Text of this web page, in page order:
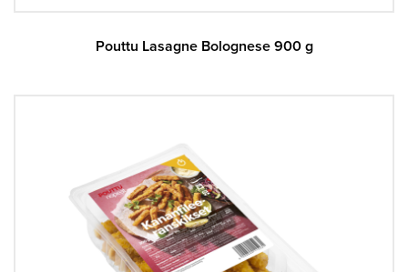
Pouttu Lasagne Bolognese 900 g